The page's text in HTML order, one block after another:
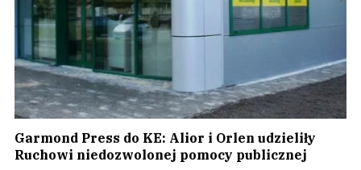
Garmond Press do KE: Alior i Orlen udzieliły
Ruchowi niedozwolonej pomocy publicznej